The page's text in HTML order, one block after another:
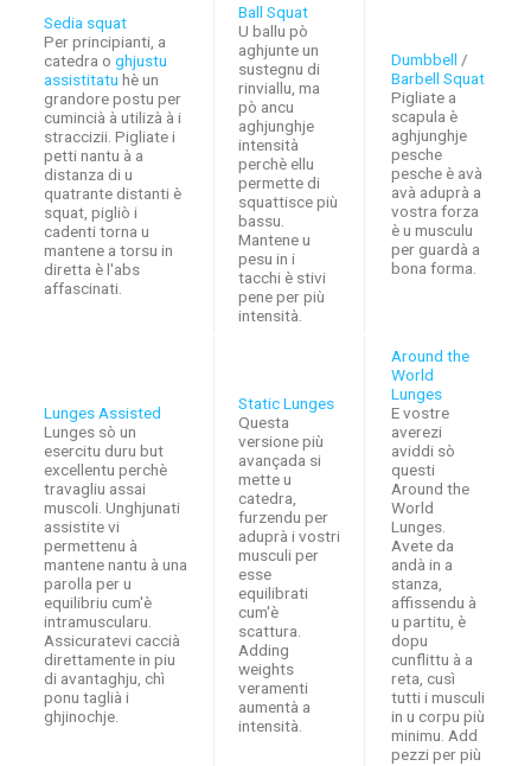
Sedia squat
Per principianti, a
catedra o ghjustu
assistitatu hè un
grandore postu per
cumincià à utilizà à i
straccizii. Pigliate i
petti nantu à a
distanza di u
quatrante distanti è
squat, pigliò i
cadenti torna u
mantene a torsu in
diretta è l'abs
affascinati.
Ball Squat
U ballu pò
aghjunte un
sustegnu di
rinviallu, ma
pò ancu
aghjunghje
intensità
perchè ellu
permette di
squattisce più
bassu.
Mantene u
pesu in i
tacchi è stivi
pene per più
intensità.
Dumbbell /
Barbell Squat
Pigliate a
scapula è
aghjunghje
pesche
pesche è avà
avà aduprà a
vostra forza
è u musculu
per guardà a
bona forma.
Lunges Assisted
Lunges sò un
esercitu duru but
excellentu perchè
travagliu assai
muscoli. Unghjunati
assistite vi
permettenu à
mantene nantu à una
parolla per u
equilibriu cum'è
intramuscularu.
Assicuratevi caccià
direttamente in piu
di avantaghju, chì
ponu taglià i
ghjinochje.
Static Lunges
Questa
versione più
avançada si
mette u
catedra,
furzendu per
aduprà i vostri
musculi per
esse
equilibrati
cum'è
scattura.
Adding
weights
veramenti
aumentà a
intensità.
Around the
World
Lunges
E vostre
averezi
aviddi sò
questi
Around the
World
Lunges.
Avete da
andà in a
stanza,
affissendu à
u partitu, è
dopu
cunflittu à a
reta, cusì
tutti i musculi
in u corpu più
minimu. Add
pezzi per più